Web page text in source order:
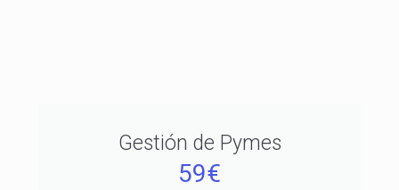
Gestión de Pymes
59€